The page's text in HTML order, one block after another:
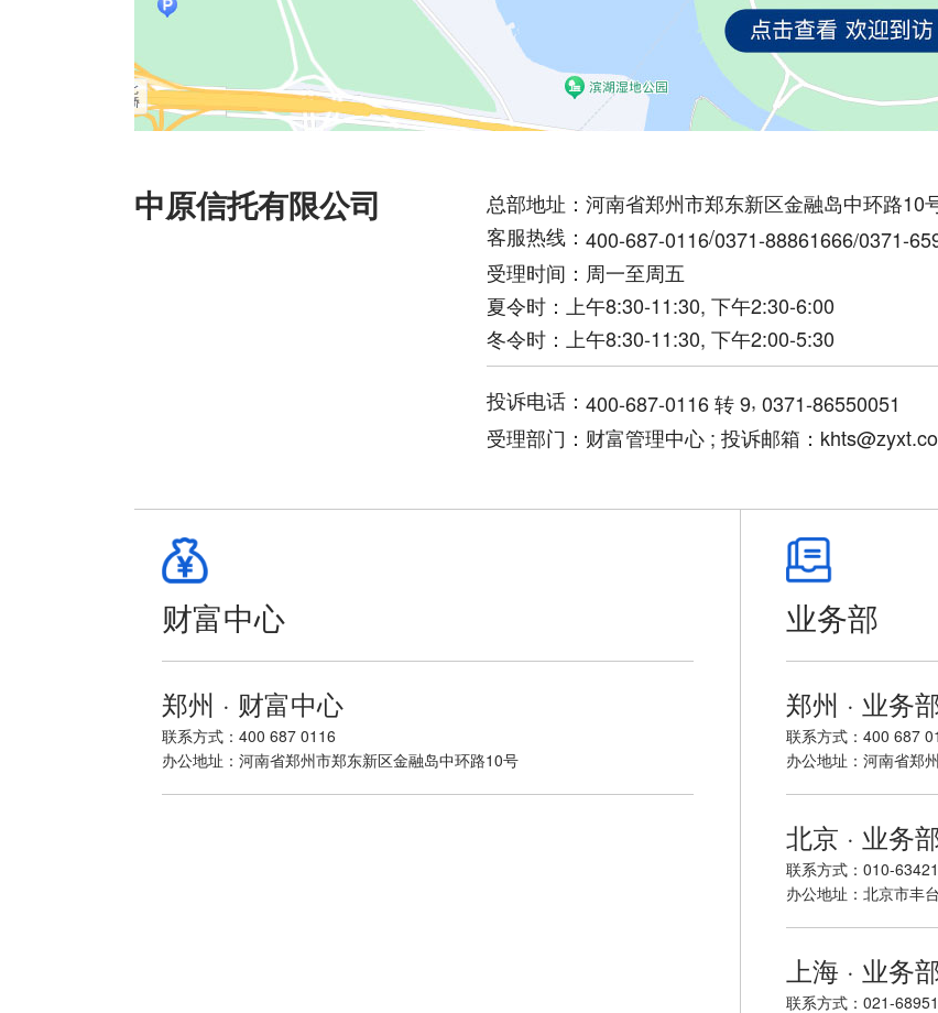
中原信托有限公司
总部地址：河南省郑州市郑东新区金融岛中环路10
客服热线： 400-687-0116/0371-88861666/0371-
受理时间：周一至周五
夏令时：上午8:30-11:30, 下午2:30-6:00
冬令时：上午8:30-11:30, 下午2:00-5:30
投诉电话： 400-687-0116 转 9, 0371-86550051
受理部门：财富管理中心 ; 投诉邮箱：
财富中心
郑州 · 财富中心
联系方式：400 687 0116
办公地址：河南省郑州市郑东新区金融岛中环路10号
业务部
郑州 · 业务
联系方式：400 687
办公地址：河南省郑
北京 · 业务
联系方式：010-
办公地址：北京市丰
上海 · 业务
联系方式：021-